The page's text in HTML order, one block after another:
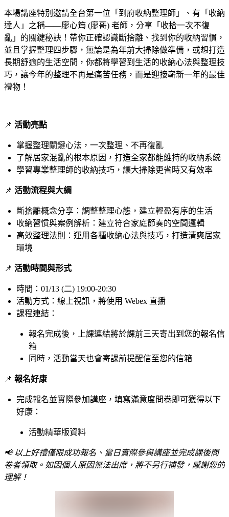
本場講座特別邀請全台第一位「到府收納整理師」、有「收納
達人」之稱——廖心筠 (廖哥) 老師，分享「收拾一次不復
亂」的關鍵秘訣！帶你正確認識斷捨離、找到你的收納習慣，
並且掌握整理四步驟，無論是為年前大掃除做準備，或想打造
長期舒適的生活空間，你都將學習到生活的收納心法與整理技
巧，讓今年的整理不再是痛苦任務，而是迎接嶄新一年的最佳
禮物！
📌 活動亮點
掌握整理關鍵心法，一次整理、不再復亂
了解居家混亂的根本原因，打造全家都能維持的收納系統
學習專業整理師的收納技巧，讓大掃除更省時又有效率
📌 活動流程與大綱
斷捨離概念分享：調整整理心態，建立輕盈有序的生活
收納習慣與案例解析：建立符合家庭節奏的空間邏輯
高效整理法則：運用各種收納心法與技巧，打造清爽居家
環境
📌 活動時間與形式
時間： 01/13 (二) 19:00-20:30
活動方式：線上視訊，將使用 Webex 直播
課程連結：
報名完成後，上課連結將於課前三天寄出到您的報名信
箱
同時，活動當天也會寄課前提醒信至您的信箱
📌 報名好康
完成報名並實際參加講座，填寫滿意度問卷即可獲得以下
好康：
活動精華版資料
📢 以上好禮僅限成功報名、當日實際參與講座並完成課後問
卷者領取。如因個人原因無法出席，將不另行補發，感謝您的
理解！